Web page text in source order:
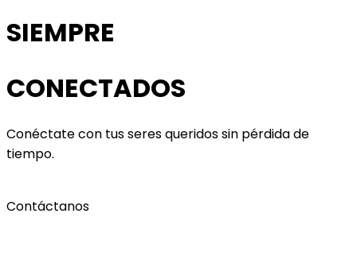
SIEMPRE
CONECTADOS
Conéctate con tus seres queridos sin pérdida de
tiempo.
Contáctanos